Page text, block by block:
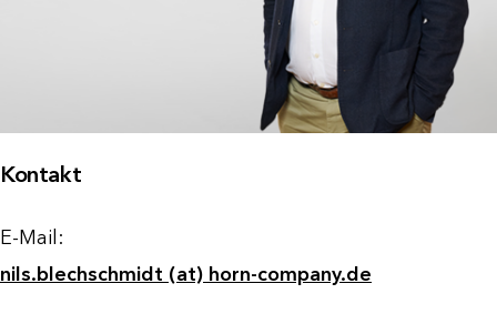
Kontakt
E-Mail:
nils.blechschmidt (at) horn-company.de